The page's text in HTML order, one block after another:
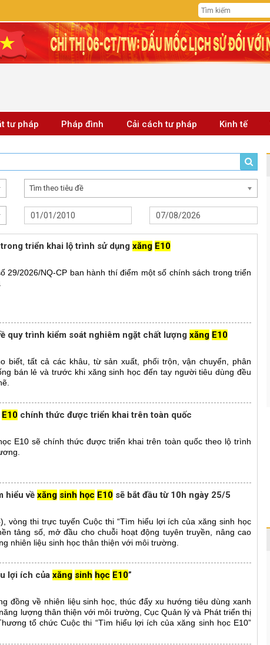
tư pháp Pháp đình Cải cách tư pháp Kinh tế
Tìm theo tiêu đề
triển khai lộ trình sử dụng xăng E10
29/2026/NQ-CP ban hành thí điểm một số chính sách trong triển
quy trình kiểm soát nghiêm ngặt chất lượng xăng E10
biết, tất cả các khâu, từ sản xuất, phối trộn, vận chuyển, phân
bán lẻ và trước khi xăng sinh học đến tay người tiêu dùng đều
E10 chính thức được triển khai trên toàn quốc
E10 sẽ chính thức được triển khai trên toàn quốc theo lộ trình
hiểu về xăng sinh học E10 sẽ bắt đầu từ 10h ngày 25/5
vòng thi trực tuyến Cuộc thi “Tìm hiểu lợi ích của xăng sinh học
tảng số, mở đầu cho chuỗi hoạt động tuyên truyền, nâng cao
nhiên liệu sinh học thân thiện với môi trường.
lợi ích của xăng sinh học E10”
đồng về nhiên liệu sinh học, thúc đẩy xu hướng tiêu dùng xanh
lượng thân thiện với môi trường, Cục Quản lý và Phát triển thị
tổ chức Cuộc thi “Tìm hiểu lợi ích của xăng sinh học E10”